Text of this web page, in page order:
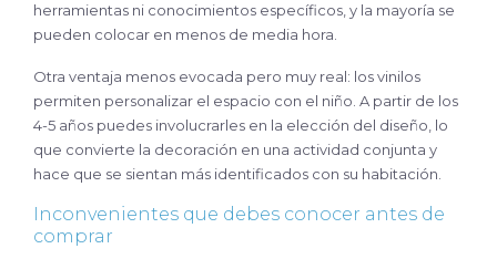
herramientas ni conocimientos específicos, y la mayoría se
pueden colocar en menos de media hora.
Otra ventaja menos evocada pero muy real: los vinilos
permiten personalizar el espacio con el niño. A partir de los
4-5 años puedes involucrarles en la elección del diseño, lo
que convierte la decoración en una actividad conjunta y
hace que se sientan más identificados con su habitación.
Inconvenientes que debes conocer antes de
comprar